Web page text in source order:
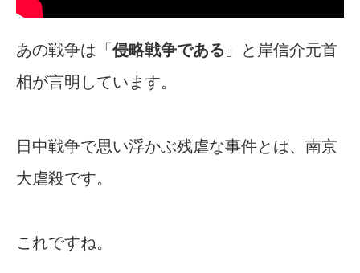
あの戦争は「 侵略戦争である 」と岸信介元首
相が言明しています。
日中戦争で思い浮かぶ残虐な事件とは、南京
大虐殺です。
これですね。